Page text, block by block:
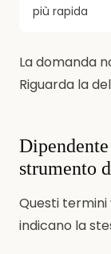
più rapida
La domanda
Riguarda la
strumento
Questi termini
indicano la